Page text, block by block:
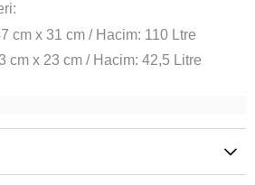
cm x 31 cm / Hacim: 110 Ltre
cm x 23 cm / Hacim: 42,5 Litre